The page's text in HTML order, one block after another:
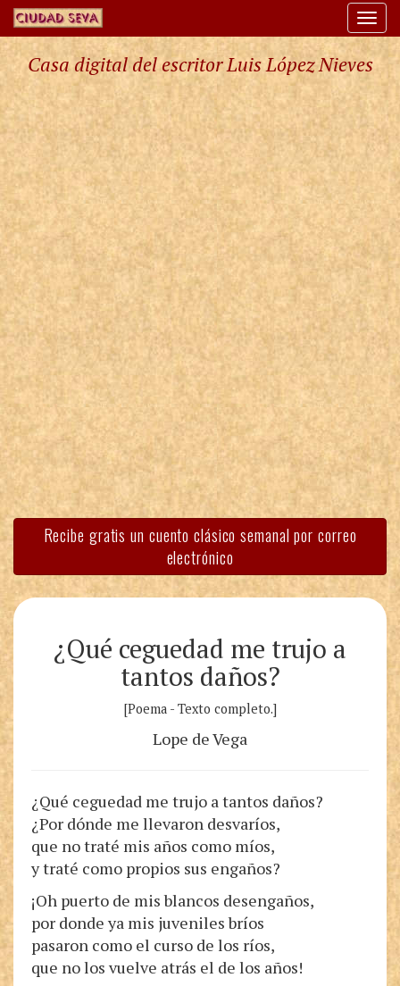
Casa digital del escritor Luis López Nieves
Recibe gratis un cuento clásico semanal por correo
electrónico
¿Qué ceguedad me trujo a
tantos daños?
[Poema - Texto completo.]
Lope de Vega
¿Qué ceguedad me trujo a tantos daños?
¿Por dónde me llevaron desvaríos,
que no traté mis años como míos,
y traté como propios sus engaños?
¡Oh puerto de mis blancos desengaños,
por donde ya mis juveniles bríos
pasaron como el curso de los ríos,
que no los vuelve atrás el de los años!